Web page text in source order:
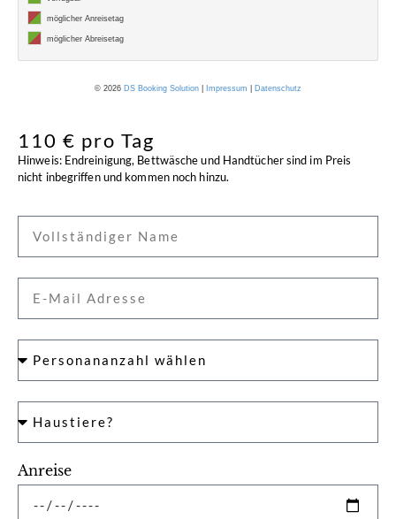
110 € pro Tag
Hinweis: Endreinigung, Bettwäsche und Handtücher sind im Preis
nicht inbegriffen und kommen noch hinzu.
Anreise